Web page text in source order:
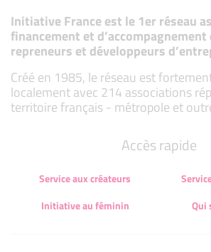
Initiative France est le 1er réseau
financement et
repreneurs et développeurs
Créé en 1985, le réseau est
localement avec 214 associations
territoire français - métropole et
Accès rapide
Service aux créateurs
Initiative au féminin
Qui